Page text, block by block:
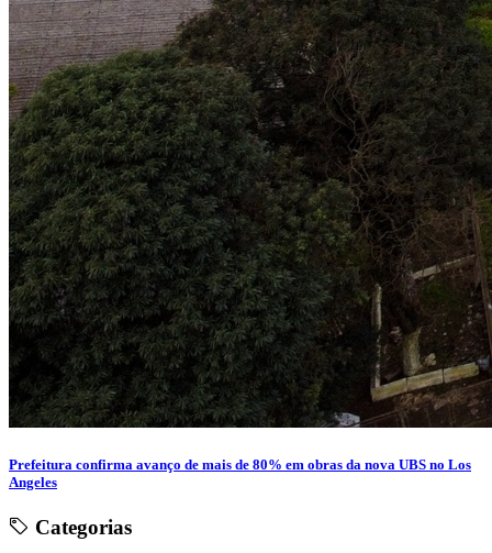
Prefeitura confirma avanço de mais de 80% em obras da nova UBS no Los
Angeles
Categorias